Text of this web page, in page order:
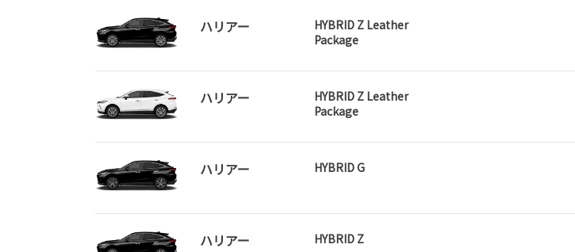
ハリアー
HYBRID Z Leather
Package
ハリアー
HYBRID Z Leather
Package
ハリアー HYBRID G
ハリアー HYBRID Z